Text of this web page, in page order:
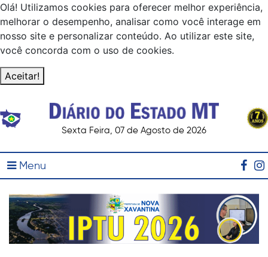
Olá! Utilizamos cookies para oferecer melhor experiência,
melhorar o desempenho, analisar como você interage em
nosso site e personalizar conteúdo. Ao utilizar este site,
você concorda com o uso de cookies.
Aceitar!
Sexta Feira, 07 de Agosto de 2026
Menu